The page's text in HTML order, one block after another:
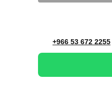
+966 53 672 2255